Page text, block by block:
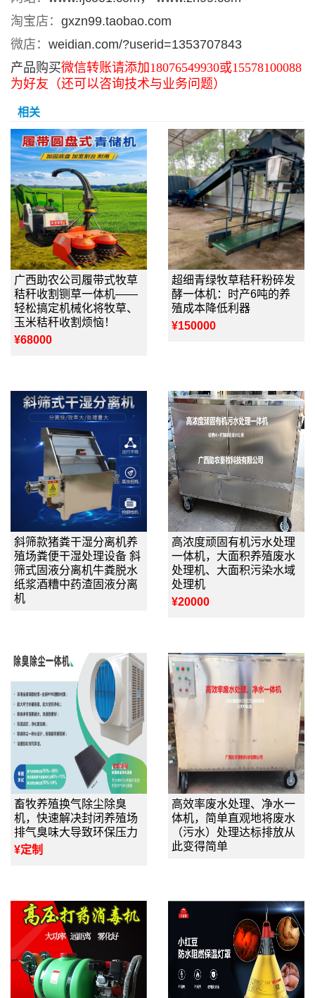
淘宝店： gxzn99.taobao.com
微店： weidian.com/?userid=1353707843
产品购买微信转账请添加18076549930或15578100088
为好友（还可以咨询技术与业务问题）
相关
广西助农公司履带式牧草
秸秆收割铡草一体机——
轻松搞定机械化将牧草、
玉米秸秆收割烦恼！
¥68000
超细青绿牧草秸秆粉碎发
酵一体机：时产6吨的养
殖成本降低利器
¥150000
斜筛款猪粪干湿分离机养
殖场粪便干湿处理设备 斜
筛式固液分离机牛粪脱水
纸浆酒糟中药渣固液分离
机
高浓度顽固有机污水处理
一体机，大面积养殖废水
处理机、大面积污染水域
处理机
¥20000
畜牧养殖换气除尘除臭
机，快速解决封闭养殖场
排气臭味大导致环保压力
¥定制
高效率废水处理、净水一
体机，简单直观地将废水
（污水）处理达标排放从
此变得简单